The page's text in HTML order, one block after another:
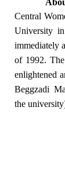
Central
University
immediately
of 1992.
enlightened
Beggzadi
the